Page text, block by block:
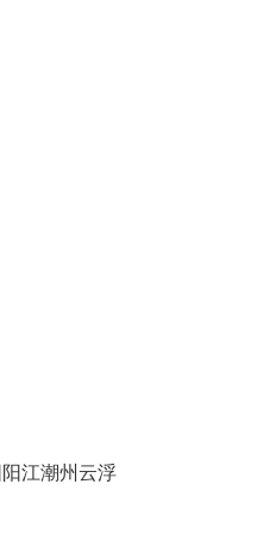
阳江潮州云浮